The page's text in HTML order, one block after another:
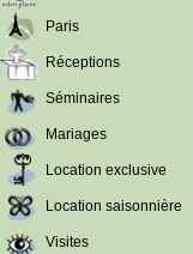
Paris
Réceptions
Séminaires
Mariages
Location exclusive
Location saisonnière
Visites